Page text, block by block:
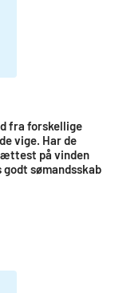
fra forskellige
vige. Har de
på vinden
sømandsskab